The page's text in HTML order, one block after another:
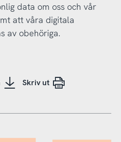
data om oss och vår
att våra digitala
av obehöriga.
Skriv ut